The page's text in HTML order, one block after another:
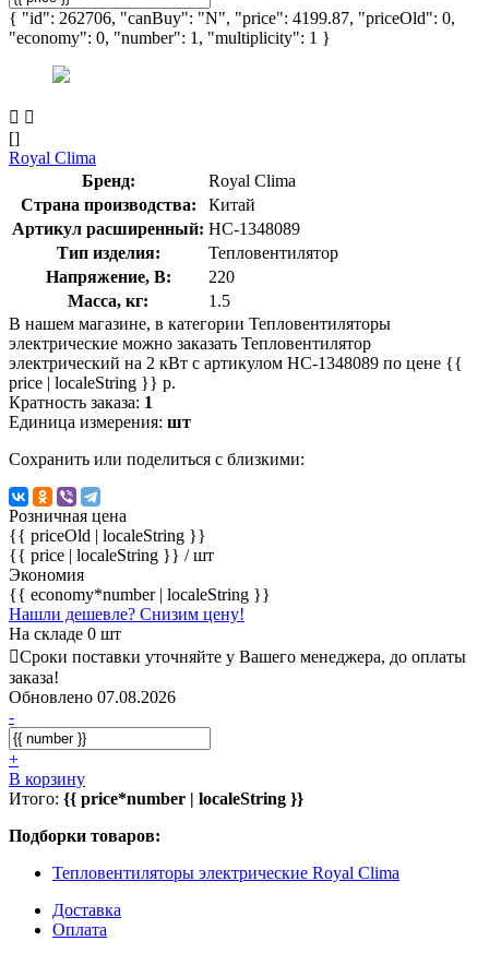
{ "id": 262706, "canBuy": "N", "price": 4199.87, "priceOld": 0,
"economy": 0, "number": 1, "multiplicity": 1 }
[]
Royal Clima
Бренд:
Royal Clima
Страна производства:
Китай
Артикул расширенный: НС-1348089
Тип изделия:
Тепловентилятор
Напряжение, В:
220
Масса, кг:
1.5
В нашем магазине, в категории Тепловентиляторы
электрические можно заказать Тепловентилятор
электрический на 2 кВт с артикулом НС-1348089 по цене {{
price | localeString }} р.
Кратность заказа: 1
Единица измерения: шт
Сохранить или поделиться с близкими:
Розничная цена
{{ priceOld | localeString }}
{{ price | localeString }} / шт
Экономия
{{ economy*number | localeString }}
Нашли дешевле? Снизим цену!
На складе 0 шт
Сроки поставки уточняйте у Вашего менеджера, до оплаты
заказа!
Обновлено 07.08.2026
-
+
В корзину
Итого: {{ price*number | localeString }}
Подборки товаров:
Тепловентиляторы электрические Royal Clima
Доставка
Оплата